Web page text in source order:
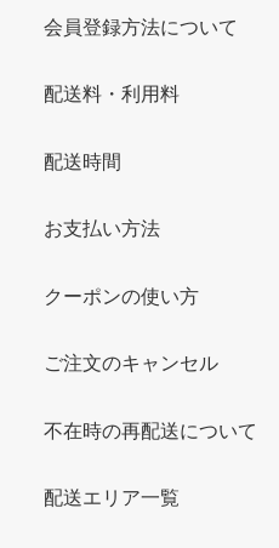
会員登録方法について
配送料・利用料
配送時間
お支払い方法
クーポンの使い方
ご注文のキャンセル
不在時の再配送について
配送エリア一覧